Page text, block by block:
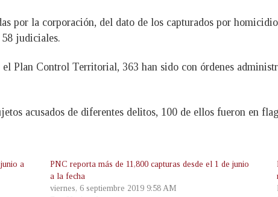
por la corporación, del dato de los capturados por
judiciales.
el Plan Control Territorial, 363 han sido con órdenes
acusados de diferentes delitos, 100 de ellos fueron en
a
PNC reporta más de 11,800 capturas desde el 1 de junio
a la fecha
viernes, 6 septiembre 2019 9:58 AM